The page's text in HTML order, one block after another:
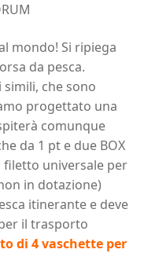
mondo! Si ripiega
da pesca.
che sono
progettato una
comunque
da 1 pt e due BOX
filetto universale per
in dotazione)
itinerante e deve
il trasporto
di 4 vaschette per